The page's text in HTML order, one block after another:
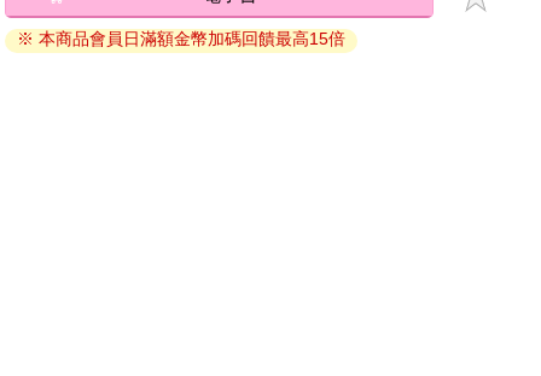
筆記內容這麼多，什麼時候才看得完？哪怕是看完了，想不起老
師在課堂上說過的話，依舊是徒勞無功。人對於語言的理解遠比
退換貨須知：
因版權保護，您在金石堂所購買的電子書僅能以金石堂專屬